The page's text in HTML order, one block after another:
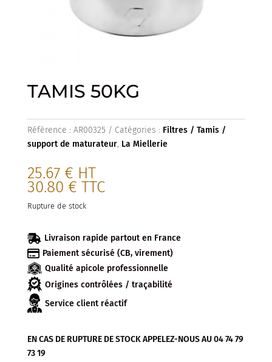
TAMIS 50KG
Référence : AR00325 Catégories : Filtres / Tamis /
support de maturateur, La Miellerie
25.67 € HT
30.80 € TTC
Rupture de stock
 Livraison rapide partout en France
 Paiement sécurisé (CB, virement)
Qualité apicole professionnelle
Origines contrôlées / traçabilité
Service client réactif
EN CAS DE RUPTURE DE STOCK APPELEZ-NOUS AU 04 74 79
73 19